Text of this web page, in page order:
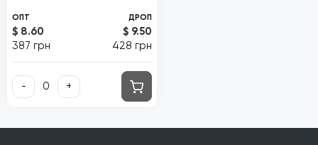
ОПТ
$ 8.60
387 грн
ДРОП
$ 9.50
428 грн
- +